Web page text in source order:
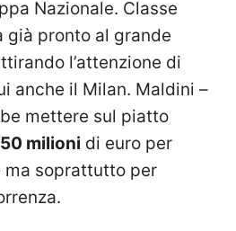
Nazionale. Classe
già pronto al grande
l’attenzione di
anche il Milan. Maldini –
mettere sul piatto
milioni di euro per
soprattutto per